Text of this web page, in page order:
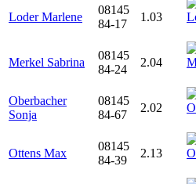
Loder Marlene
08145
84-17
1.03
Merkel Sabrina
08145
84-24
2.04
Oberbacher
Sonja
08145
84-67
2.02
Ottens Max
08145
84-39
2.13